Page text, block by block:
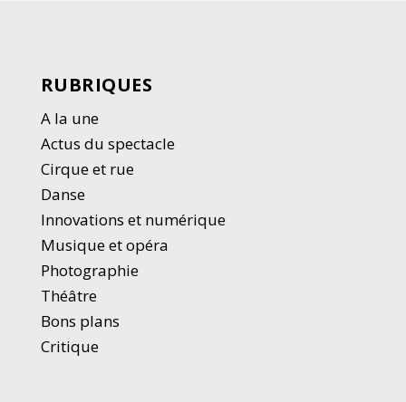
RUBRIQUES
A la une
Actus du spectacle
Cirque et rue
Danse
Innovations et numérique
Musique et opéra
Photographie
Théâtre
Bons plans
Critique